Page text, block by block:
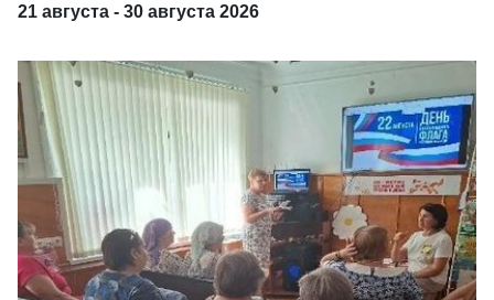
21 августа - 30 августа 2026